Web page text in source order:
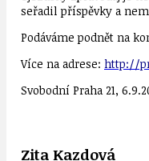
seřadil příspěvky a
Podáváme podnět na
Více na adrese: http://
Svobodní Praha 21,
Zita Kazdová